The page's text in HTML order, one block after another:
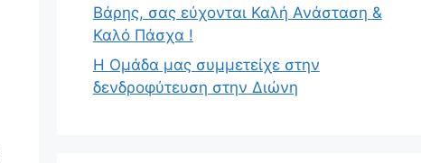
Βάρης, σας εύχονται Καλή Ανάσταση &
Καλό Πάσχα !
Η Ομάδα μας συμμετείχε στην
δενδροφύτευση στην Διώνη